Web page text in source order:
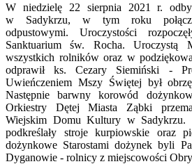
W niedzielę 22 sierpnia 2021 r.
w Sadykrzu, w tym roku
odpustowymi. Uroczystości
Sanktuarium św. Rocha. Uroczystą
wszystkich rolników oraz w
odprawił ks. Cezary Siemiński -
Uwieńczeniem Mszy Świętej był
Następnie barwny korowód
Orkiestry Dętej Miasta Ząbki
Wiejskim Domu Kultury w Sadykrzu.
podkreślały stroje kurpiowskie oraz
dożynkowe Starostami dożynek byli
Dyganowie - rolnicy z miejscowości